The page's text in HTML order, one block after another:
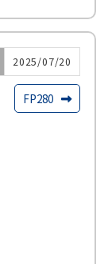
2025/07/20
FP280